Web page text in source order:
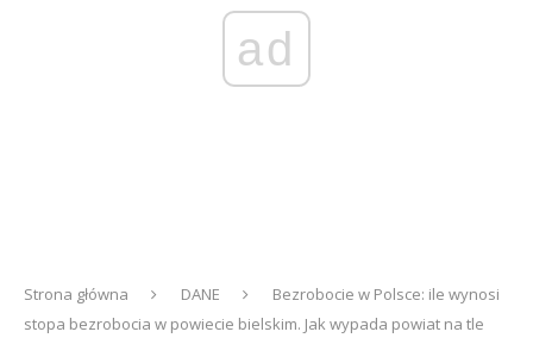
ad
Strona główna DANE
Bezrobocie w Polsce: ile wynosi
stopa bezrobocia w powiecie bielskim. Jak wypada powiat na tle